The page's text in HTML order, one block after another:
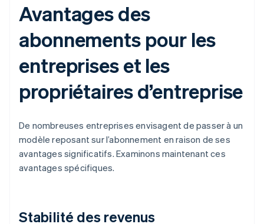
Avantages des
abonnements pour les
entreprises et les
propriétaires d’entreprise
De nombreuses entreprises envisagent de passer à un
modèle reposant sur l’abonnement en raison de ses
avantages significatifs. Examinons maintenant ces
avantages spécifiques.
Stabilité des revenus